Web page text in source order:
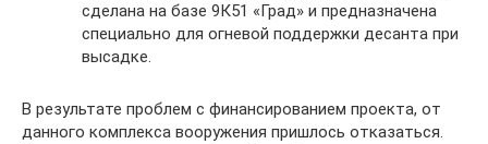
сделана на базе 9К51 «Град» и предназначена
специально для огневой поддержки десанта при
высадке.
В результате проблем с финансированием проекта, от
данного комплекса вооружения пришлось отказаться.